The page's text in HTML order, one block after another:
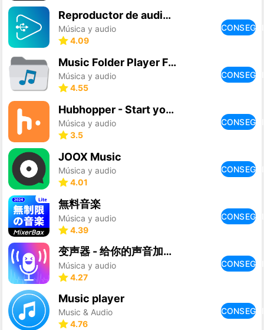
Reproductor de audio USB PRO
Música y audio
4.09
Music Folder Player Full
Música y audio
4.55
Hubhopper - Start your podcast
Música y audio
3.5
JOOX Music
Música y audio
4.01
無料音楽
Música y audio
4.39
变声器 - 给你的声音加点特效
Música y audio
4.27
Music player
Music & Audio
4.76